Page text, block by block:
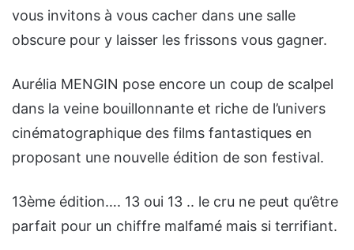
vous invitons à vous cacher dans une salle
obscure pour y laisser les frissons vous gagner.
Aurélia MENGIN pose encore un coup de scalpel
dans la veine bouillonnante et riche de l’univers
cinématographique des films fantastiques en
proposant une nouvelle édition de son festival.
13ème édition…. 13 oui 13 .. le cru ne peut qu’être
parfait pour un chiffre malfamé mais si terrifiant.